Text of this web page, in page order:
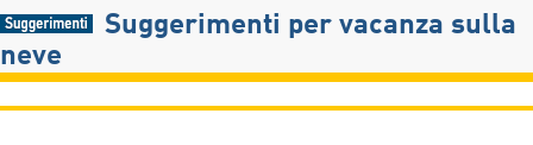
Suggerimenti per vacanza sulla
neve